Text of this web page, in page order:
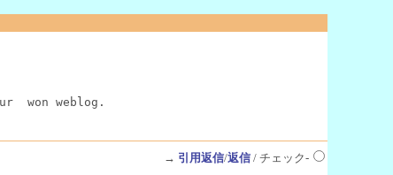
won weblog.
→ 引用返信/返信/ チェック-